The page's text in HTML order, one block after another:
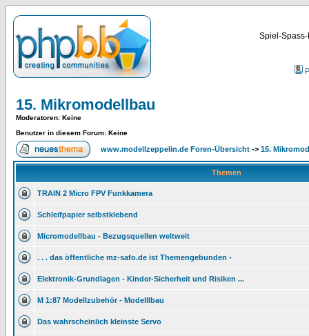
Spiel-
15. Mikromodellbau
Moderatoren: Keine
Benutzer in diesem Forum: Keine
www.modellzeppelin.de Foren-Übersicht -> 15.
Themen
TRAIN 2 Micro FPV Funkkamera
Schleifpapier selbstklebend
Micromodellbau - Bezugsquellen weltweit
. . . das öffentliche mz-safo.de ist Themengebunden -
Elektronik-Grundlagen - Kinder-Sicherheit und Risiken ...
M 1:87 Modellzubehör - Modelllbau
Das wahrscheinlich kleinste Servo